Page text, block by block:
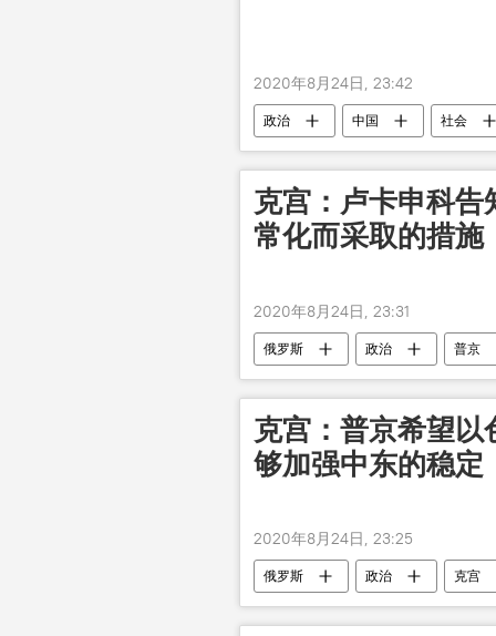
2020年8月24日, 23:42
政治 中国 社会
克宫：卢卡申科
常化而采取的措施
2020年8月24日, 23:31
俄罗斯 政治 普京
克宫：普京希望
够加强中东的稳定
2020年8月24日, 23:25
俄罗斯 政治 克宫